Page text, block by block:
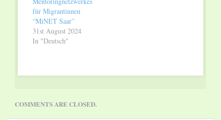
für Migrantinnen
“MiNET Saar”
31st August 2024
In "Deutsch"
COMMENTS ARE CLOSED.